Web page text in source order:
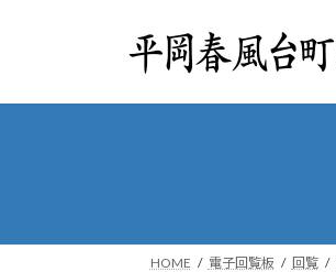
プ
動
HOME 電子回覧板 回覧